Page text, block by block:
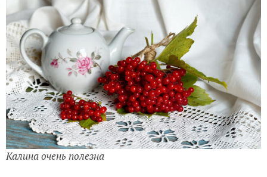
Калина очень полезна